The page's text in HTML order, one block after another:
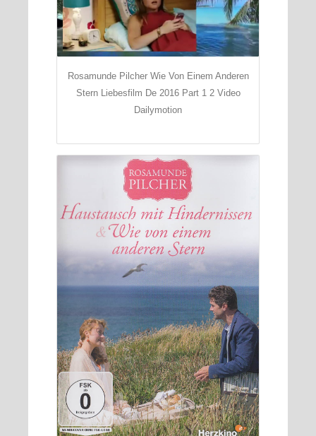
Rosamunde Pilcher Wie Von Einem Anderen
Stern Liebesfilm De 2016 Part 1 2 Video
Dailymotion